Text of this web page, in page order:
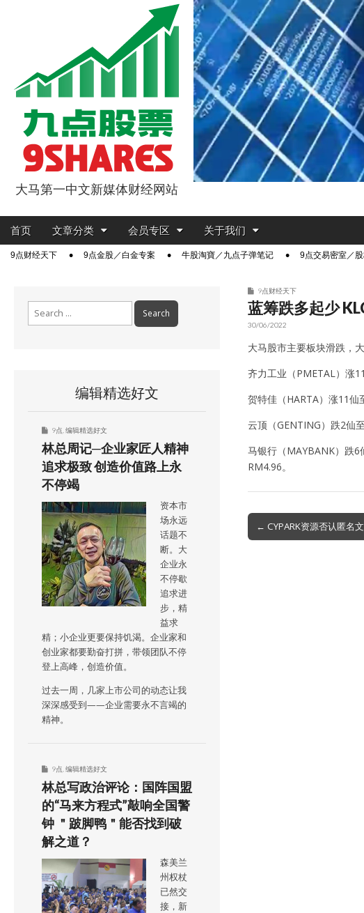
9点股票
大马第一中文新媒体财经网站
Main
Skip
content
首页 文章分类 会员专区 关于我们
Sub9点财经天下 9点金股／白金专案 牛股淘寶／九点子弹笔记 9点交易密室／
9点财经天下
蓝筹跌多起少
30/06/2022
大马股市主要板块滑跌，
齐力工业（PMETAL）涨
贺特佳（HARTA）涨11仙
云顶（GENTING）跌2仙
马银行（MAYBANK）跌
RM4.96。
Post
navigation
← CYPARK资源否认匿名
编辑精选好文
9点 编辑精选好文
林总周记─企业家匠人精神
追求极致 创造价值路上永
不停竭
资本市
场永远
话题不
断。大
企业永
不停歇
追求进
步，精
益求
精；小企业更要保持饥渴。企业家和
创业家都要勤奋打拼，带领团队不停
登上高峰，创造价值。
过去一周，几家上市公司的动态让我
深深感受到——企业需要永不言竭的
精神。
9点 编辑精选好文
林总写政治评论：国阵国盟
的“马来方程式”敲响全国警
钟 ＂跛脚鸭＂能否找到破
解之道？
森美兰
州权杖
已然交
接，新